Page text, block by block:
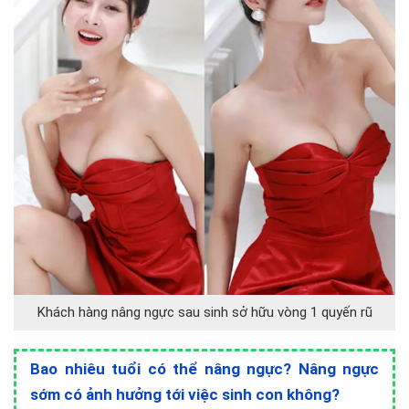
Khách hàng nâng ngực sau sinh sở hữu vòng 1 quyến rũ
Bao nhiêu tuổi có thể nâng ngực? Nâng ngực
sớm có ảnh hưởng tới việc sinh con không?